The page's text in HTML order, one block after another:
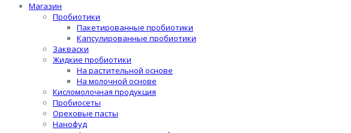
Магазин
Пробиотики
Пакетированные пробиотики
Капсулированные пробиотики
Закваски
Жидкие пробиотики
На растительной основе
На молочной основе
Кисломолочная продукция
Пробиосеты
Ореховые пасты
Нанофуд